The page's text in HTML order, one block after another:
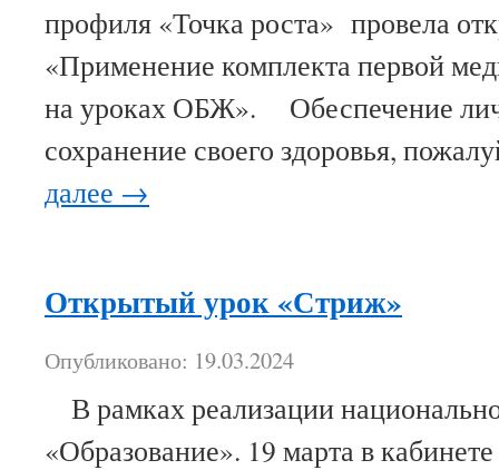
профиля «Точка роста» провела
«Применение комплекта первой
на уроках ОБЖ». Обеспечение
сохранение своего здоровья,
далее →
Открытый урок «Стриж»
Опубликовано: 19.03.2024
В рамках реализации
«Образование». 19 марта в